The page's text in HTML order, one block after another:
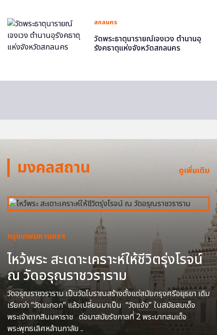
สกลนคร
วัดพระธาตุนารายณ์เจงเวง ตำนานอุ
รังคธาตุแห่งจังหวัดสกลนคร
มงคลสถาน ดูเพิ่มเติม
กรุงเทพมหานครฯ
ไหว้พระ สะเดาะเคราะห์ให้ชีวิตรุ่งโรจน์
ณ วัดอรุณราชวราราม
วัดอรุณราชวราราม เป็นวัดโบราณสร้างตั้งแต่สมัยกรุงศรีอยุธยา เดิม
เรียกว่า “วัดมะกอก” แล้วเปลี่ยนมาเป็น “วัดแจ้ง” ในสมัยสมเด็จ
พระเจ้าตากสินมหาราช ต่อมาสมัยรัชกาลที่ 2 พระบาทสมเด็จ
พระพุทธเลิศหล้านภาลัย ..